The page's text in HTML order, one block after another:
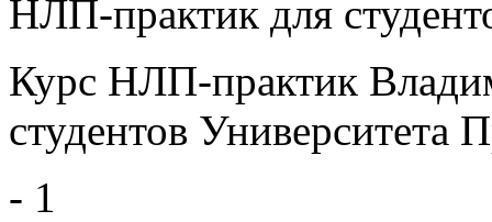
НЛП-практик для
Курс НЛП-практик
студентов Университета
- 1